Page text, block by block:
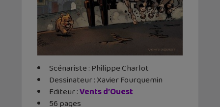
Scénariste : Philippe Charlot
Dessinateur : Xavier Fourquemin
Editeur :Vents d’Ouest
56 pages